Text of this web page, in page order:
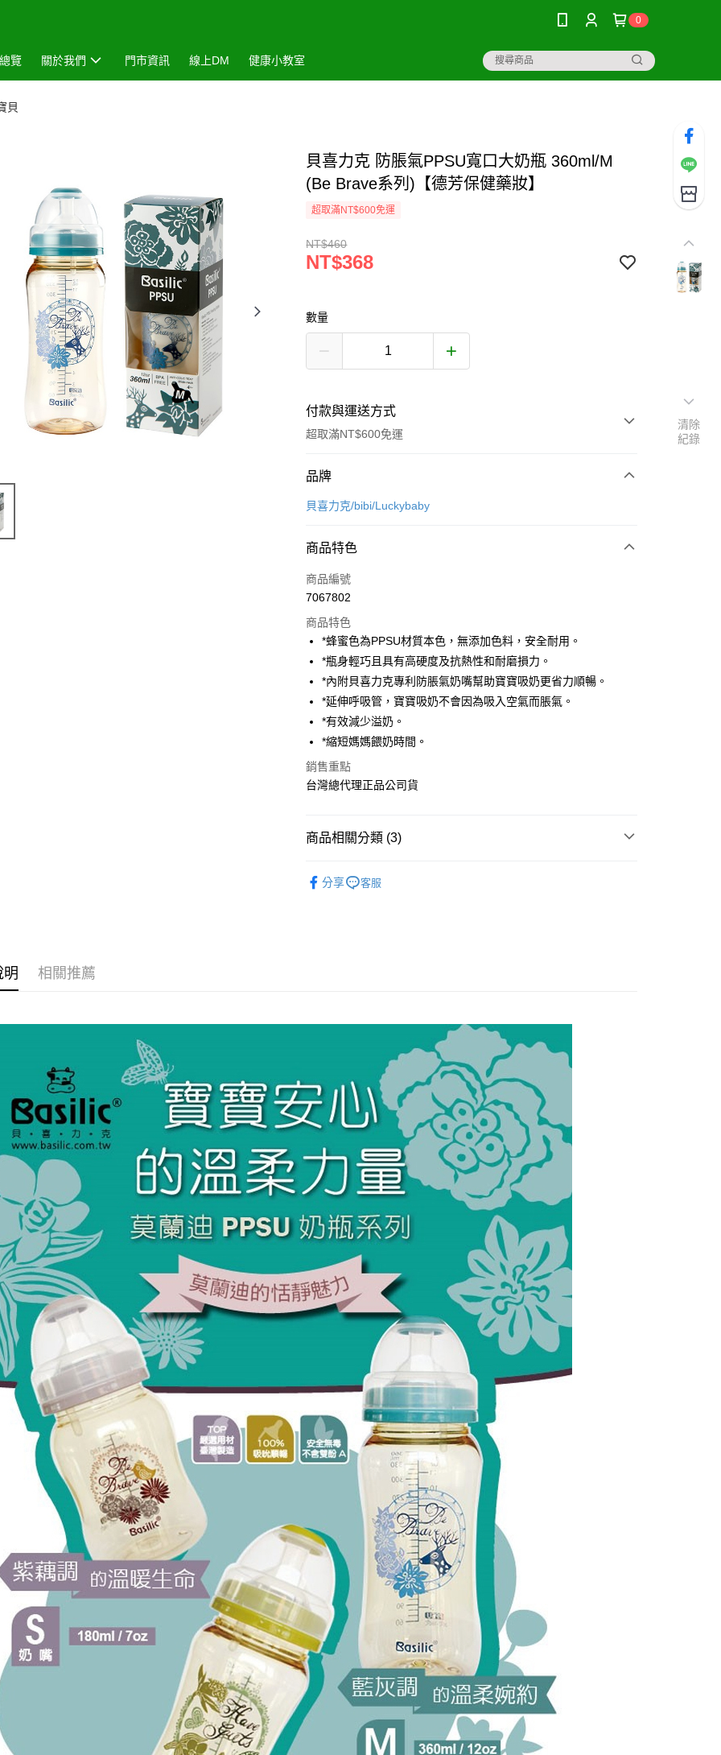
0
覽 關於我們 門市資訊 線上DM 健康小教室
貝
貝喜力克 防脹氣PPSU寬口大奶瓶 360ml/M
(Be Brave系列)【德芳保健藥妝】
超取滿NT$600免運
NT$460
NT$368
數量
付款與運送方式
超取滿NT$600免運
付款方式
信用卡一次付款
Apple Pay
街口支付
悠遊付
AFTEE先享後付
相關說明
【關於「AFTEE先享後付」】
便利好安心！
１．簡單：不需註冊會員、不需綁卡、不需儲值。
３．安心：先確認商品／服務後，再付款。
１．於結帳方式選擇「AFTEE先享後付」後，將跳轉至「AFTEE先享後
３．收到繳費通知簡訊後14天內，點擊此簡訊中的連結，可透過四大超商
／ATM／網路銀行／等多元方式進行付款，方視為交易完成。
１．透過由恩沛科技股份有限公司提供之「AFTEE先享後付」服務完成之
交易，需依本服務之必要範圍內提供個人資料，並將交易相關給付款項請
求債權轉讓予恩沛科技股份有限公司。
２．關於個人資料處理事宜，請瀏覽以下網址：
https://aftee.tw/terms/#terms3
３．未成年的使用者請事先徵得法定代理人或監護人之同意方可使用
「AFTEE先享後付」，若未經同意申辦者引起之損失，本公司不負相關責
任。
４．使用「AFTEE先享後付」時，將依據個別帳號之用戶狀況，依本公司
即時審查核予不同之上限額度；若仍有額度不足之情形，本公司將視審查
結果請求用戶進行身份認證。
５．嚴禁一人註冊多個帳號或使用他人資訊註冊。若發現惡意使用之情
形，恩沛科技股份有限公司將有權停止該用戶之使用額度並採取法律行
ATM付款
運送方式
每筆NT$70，滿NT$600(含以上)免運費
每筆NT$70，滿NT$600(含以上)免運費
品牌
貝喜力克/bibi/Luckybaby
商品特色
商品編號
7067802
商品特色
*蜂蜜色為PPSU材質本色，無添加色料，安全耐用。
*瓶身輕巧且具有高硬度及抗熱性和耐磨損力。
*內附貝喜力克專利防脹氣奶嘴幫助寶寶吸奶更省力順暢。
*延伸呼吸管，寶寶吸奶不會因為吸入空氣而脹氣。
*有效減少溢奶。
*縮短媽媽餵奶時間。
銷售重點
台灣總代理正品公司貨
商品相關分類 (3)
分享 客服
明 相關推薦
清除
紀錄